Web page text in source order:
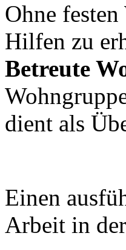
Ohne
Hilfen zu
Betreute
dient als
Einen
Arbeit in